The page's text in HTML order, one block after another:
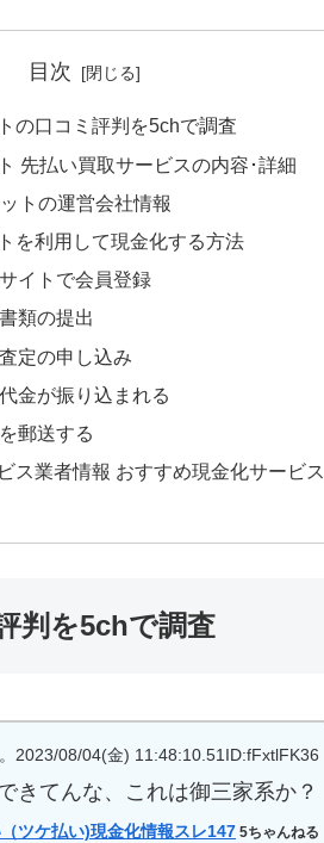
目次
の口コミ評判を5chで調査
先払い買取サービスの内容･詳細
トの運営会社情報
を利用して現金化する方法
イトで会員登録
類の提出
定の申し込み
金が振り込まれる
郵送する
ス業者情報 おすすめ現金化サービス
判を5chで調査
2023/08/04(金) 11:48:10.51ID:fFxtlFK36
きてんな、これは御三家系か？
ツケ払い)現金化情報スレ147 5ちゃんねる